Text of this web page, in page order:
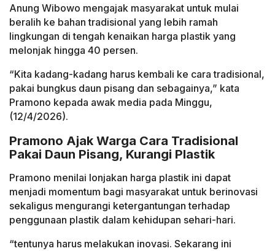
Anung Wibowo mengajak masyarakat untuk mulai
beralih ke bahan tradisional yang lebih ramah
lingkungan di tengah kenaikan harga plastik yang
melonjak hingga 40 persen.
“Kita kadang-kadang harus kembali ke cara tradisional,
pakai bungkus daun pisang dan sebagainya,” kata
Pramono kepada awak media pada Minggu,
(12/4/2026).
Pramono Ajak Warga Cara Tradisional
Pakai Daun Pisang, Kurangi Plastik
Pramono menilai lonjakan harga plastik ini dapat
menjadi momentum bagi masyarakat untuk berinovasi
sekaligus mengurangi ketergantungan terhadap
penggunaan plastik dalam kehidupan sehari-hari.
“tentunya harus melakukan inovasi. Sekarang ini